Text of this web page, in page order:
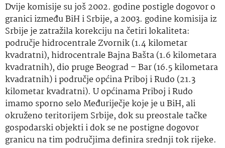
Dvije komisije su još 2002. godine postigle dogovor o
granici između BiH i Srbije, a 2003. godine komisija iz
Srbije je zatražila korekciju na četiri lokaliteta:
područje hidrocentrale Zvornik (1.4 kilometar
kvadratni), hidrocentrale Bajna Bašta (1.6 kilometara
kvadratnih), dio pruge Beograd – Bar (16.5 kilometara
kvadratnih) i područje općina Priboj i Rudo (21.3
kilometar kvadratni). U općinama Priboj i Rudo
imamo sporno selo Međuriječje koje je u BiH, ali
okruženo teritorijem Srbije, dok su preostale tačke
gospodarski objekti i dok se ne postigne dogovor
granicu na tim područjima definira srednji tok rijeke.